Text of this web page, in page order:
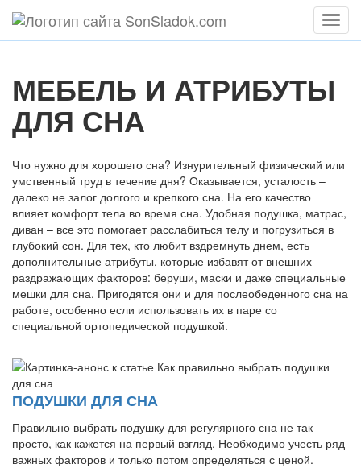
Меню
МЕБЕЛЬ И АТРИБУТЫ
ДЛЯ СНА
Что нужно для хорошего сна? Изнурительный физический или
умственный труд в течение дня? Оказывается, усталость –
далеко не залог долгого и крепкого сна. На его качество
влияет комфорт тела во время сна. Удобная подушка, матрас,
диван – все это помогает расслабиться телу и погрузиться в
глубокий сон. Для тех, кто любит вздремнуть днем, есть
дополнительные атрибуты, которые избавят от внешних
раздражающих факторов: беруши, маски и даже специальные
мешки для сна. Пригодятся они и для послеобеденного сна на
работе, особенно если использовать их в паре со
специальной ортопедической подушкой.
ПОДУШКИ ДЛЯ СНА
Правильно выбрать подушку для регулярного сна не так
просто, как кажется на первый взгляд. Необходимо учесть ряд
важных факторов и только потом определяться с ценой.